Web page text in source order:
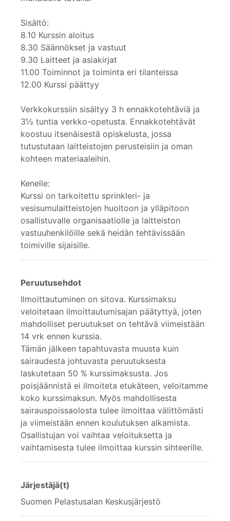
Sisältö:
8.10 Kurssin aloitus
8.30 Säännökset ja vastuut
9.30 Laitteet ja asiakirjat
11.00 Toiminnot ja toiminta eri tilanteissa
12.00 Kurssi päättyy
Verkkokurssiin sisältyy 3 h ennakkotehtäviä ja
3½ tuntia verkko-opetusta. Ennakkotehtävät
koostuu itsenäisestä opiskelusta, jossa
tutustutaan laitteistojen perusteisiin ja oman
kohteen materiaaleihin.
Kenelle:
Kurssi on tarkoitettu sprinkleri- ja
vesisumulaitteistojen huoltoon ja ylläpitoon
osallistuvalle organisaatiolle ja laitteiston
vastuuhenkilöille sekä heidän tehtävissään
toimiville sijaisille.
Peruutusehdot
Ilmoittautuminen on sitova. Kurssimaksu
veloitetaan ilmoittautumisajan päätyttyä, joten
mahdolliset peruutukset on tehtävä viimeistään
14 vrk ennen kurssia.
Tämän jälkeen tapahtuvasta muusta kuin
sairaudesta johtuvasta peruutuksesta
laskutetaan 50 % kurssimaksusta. Jos
poisjäännistä ei ilmoiteta etukäteen, veloitamme
koko kurssimaksun. Myös mahdollisesta
sairauspoissaolosta tulee ilmoittaa välittömästi
ja viimeistään ennen koulutuksen alkamista.
Osallistujan voi vaihtaa veloituksetta ja
vaihtamisesta tulee ilmoittaa kurssin sihteerille.
Järjestäjä(t)
Suomen Pelastusalan Keskusjärjestö